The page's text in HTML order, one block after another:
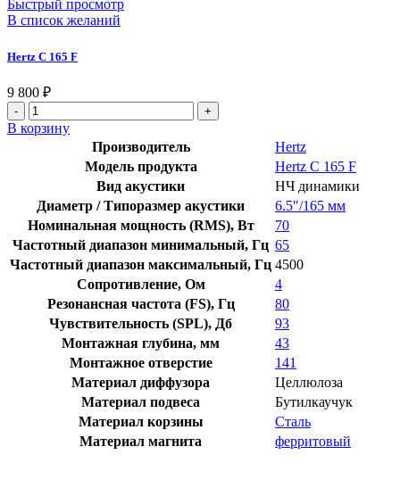
Быстрый просмотр
В список желаний
Hertz C 165 F
9 800 ₽
Количество
товара
Hertz
В корзину
Производитель
Hertz
Модель продукта
Hertz C 165 F
Вид акустики
НЧ динамики
Диаметр / Типоразмер акустики
6.5″/165 мм
Номинальная мощность (RMS), Вт
70
Частотный диапазон минимальный, Гц 65
Частотный диапазон максимальный, Гц 4500
Сопротивление, Ом
4
Резонансная частота (FS), Гц
80
Чувствительность (SPL), Дб
93
Монтажная глубина, мм
43
Монтажное отверстие
141
Материал диффузора
Целлюлоза
Материал подвеса
Бутилкаучук
Материал корзины
Сталь
Материал магнита
ферритовый